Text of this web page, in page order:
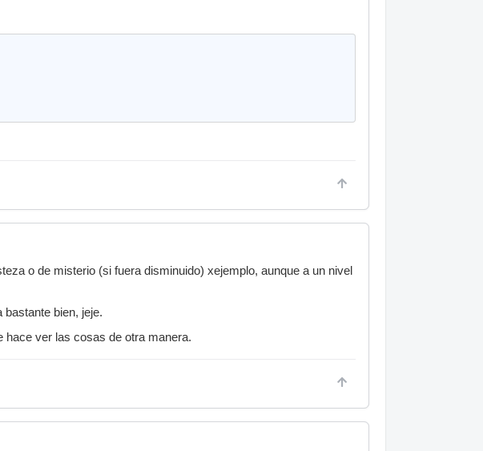
o de misterio (si fuera disminuido) xejemplo, aunque a un nivel
bien, jeje.
hace ver las cosas de otra manera.